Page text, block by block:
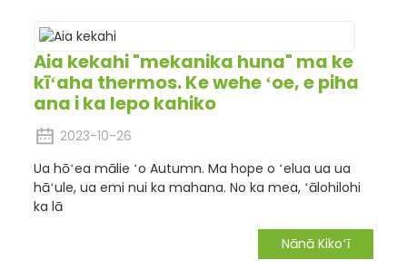
Aia kekahi "mekanika huna" ma ke
kīʻaha thermos. Ke wehe ʻoe, e piha
ana i ka lepo kahiko
2023-10-26
Ua hōʻea mālie ʻo Autumn. Ma hope o ʻelua ua ua
hāʻule, ua emi nui ka mahana. No ka mea, ʻālohilohi
ka lā
Nānā Kikoʻī